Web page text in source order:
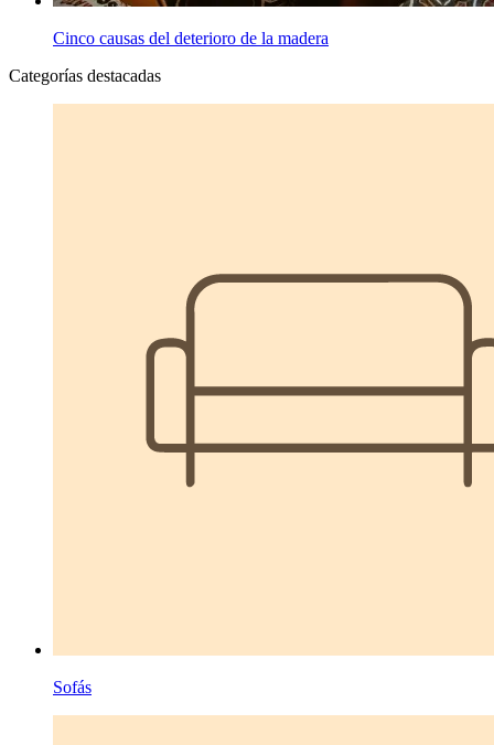
Cinco causas del deterioro de la madera
Categorías destacadas
Sofás